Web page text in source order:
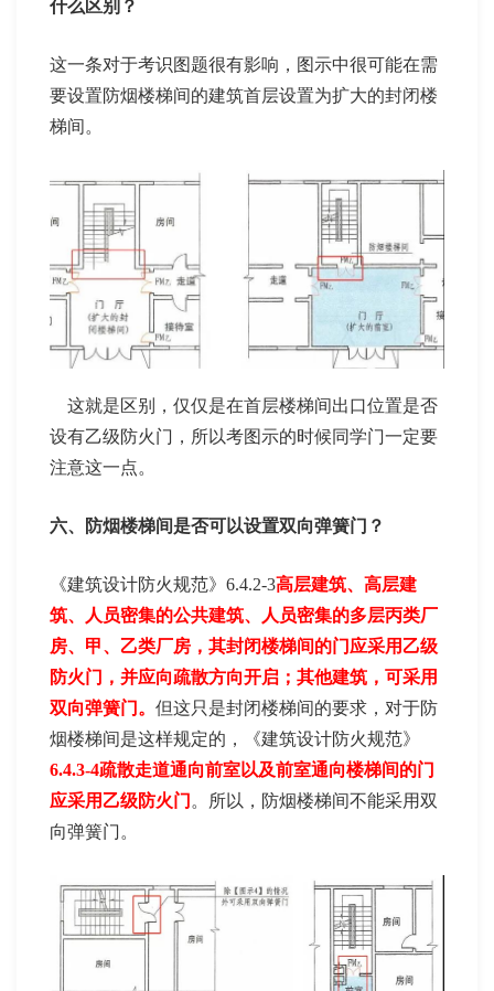
什么区别？
这一条对于考识图题很有影响，图示中很可能在需
要设置防烟楼梯间的建筑首层设置为扩大的封闭楼
梯间。
这就是区别，仅仅是在首层楼梯间出口位置是否
设有乙级防火门，所以考图示的时候同学门一定要
注意这一点。
六、防烟楼梯间是否可以设置双向弹簧门？
《建筑设计防火规范》6.4.2-3高层建筑、高层建
筑、人员密集的公共建筑、人员密集的多层丙类厂
房、甲、乙类厂房，其封闭楼梯间的门应采用乙级
防火门，并应向疏散方向开启；其他建筑，可采用
双向弹簧门。 但这只是封闭楼梯间的要求，对于防
烟楼梯间是这样规定的，《建筑设计防火规范》
6.4.3-4疏散走道通向前室以及前室通向楼梯间的门
应采用乙级防火门 。所以，防烟楼梯间不能采用双
向弹簧门。